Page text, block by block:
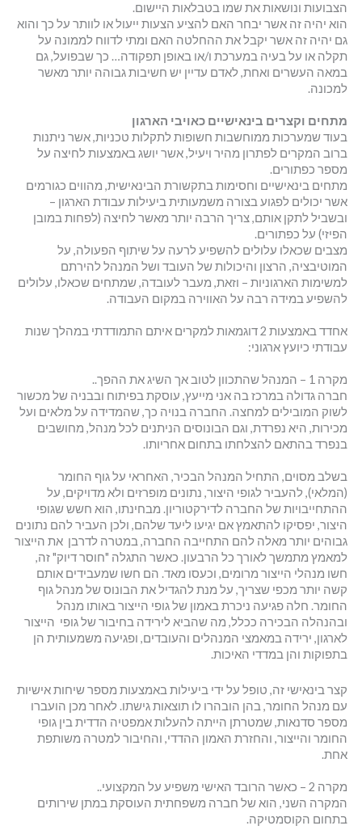
הצבועות ונושאות את שמו בטבלאות היישום.
הוא יהיה זה אשר יבחר האם להציע הצעות ייעול או לוותר על כך והוא
גם יהיה זה אשר יקבל את ההחלטה האם ומתי לדווח לממונה על
תקלה או על בעיה במערכת ו/או באופן תפקודה… כך שבפועל, גם
במאה העשרים ואחת, לאדם עדיין יש חשיבות גבוהה יותר מאשר
למכונה.
מתחים וקצרים בינאישיים כאויבי הארגון
בעוד שמערכות ממוחשבות חשופות לתקלות טכניות, אשר ניתנות
ברוב המקרים לפתרון מהיר ויעיל, אשר יושג באמצעות לחיצה על
מספר כפתורים.
מתחים בינאישיים וחסימות בתקשורת הבינאישית, מהווים כגורמים
אשר יכולים לפגוע בצורה משמעותית ביעילות עבודת הארגון –
ובשביל לתקן אותם, צריך הרבה יותר מאשר לחיצה (לפחות במובן
הפיזי) על כפתורים.
מצבים שכאלו עלולים להשפיע לרעה על שיתוף הפעולה, על
המוטיבציה, הרצון והיכולות של העובד ושל המנהל להירתם
למשימות הארגוניות – וזאת, מעבר לעובדה, שמתחים שכאלו, עלולים
להשפיע במידה רבה על האווירה במקום העבודה.
אחדד באמצעות 2 דוגמאות למקרים איתם התמודדתי במהלך שנות
עבודתי כיועץ ארגוני:
מקרה 1 – המנהל שהתכוון לטוב אך השיג את ההפך..
חברה גדולה במרכז בה אני מייעץ, עוסקת בפיתוח ובבניה של מכשור
לשוק המובילים למחצה. החברה בנויה כך, שהמדידה על מלאים ועל
מכירות, היא נפרדת, וגם הבונוסים הניתנים לכל מנהל, מחושבים
בנפרד בהתאם להצלחתו בתחום אחריותו.
בשלב מסוים, התחיל המנהל הבכיר, האחראי על גוף החומר
(המלאי), להעביר לגופי היצור, נתונים מופרזים ולא מדויקים, על
ההתחייבויות של החברה לדירקטוריון. מבחינתו, הוא חשש שגופי
היצור, יפסיקו להתאמץ אם יגיעו ליעד שלהם, ולכן העביר להם נתונים
גבוהים יותר מאלה להם התחייבה החברה, במטרה לדרבן את הייצור
למאמץ מתמשך לאורך כל הרבעון. כאשר התגלה "חוסר דיוק" זה,
חשו מנהלי הייצור מרומים, וכעסו מאד. הם חשו שמעבידים אותם
קשה יותר מכפי שצריך, על מנת להגדיל את הבונוס של מנהל גוף
החומר. חלה פגיעה ניכרת באמון של גופי הייצור באותו מנהל
ובהנהלה הבכירה ככלל, מה שהביא לירידה בחיבור של גופי הייצור
לארגון, ירידה במאמצי המנהלים והעובדים, ופגיעה משמעותית הן
בתפוקות והן במדדי האיכות.
קצר בינאישי זה, טופל על ידי ביעילות באמצעות מספר שיחות אישיות
עם מנהל החומר, בהן הובהרו לו תוצאות גישתו. לאחר מכן הועברו
מספר סדנאות, שמטרתן הייתה להעלות אמפטיה הדדית בין גופי
החומר והייצור, והחזרת האמון ההדדי, והחיבור למטרה משותפת
אחת.
מקרה 2 – כאשר הרובד האישי משפיע על המקצועי..
המקרה השני, הוא של חברה משפחתית העוסקת במתן שירותים
בתחום הקוסמטיקה.